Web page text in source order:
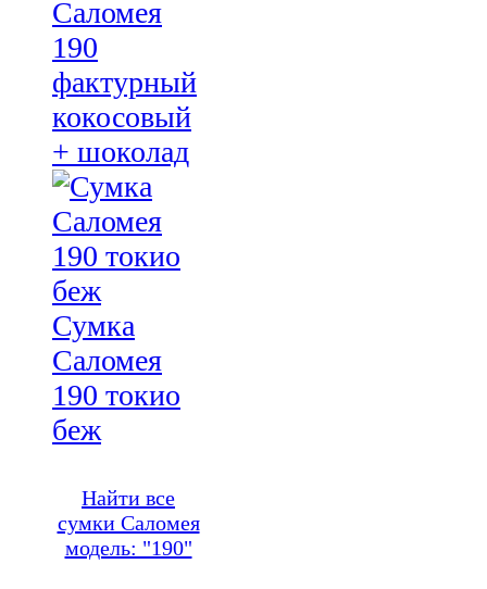
Саломея
190
фактурный
кокосовый
+ шоколад
Сумка
Саломея
190 токио
беж
Найти все
сумки Саломея
модель: "190"